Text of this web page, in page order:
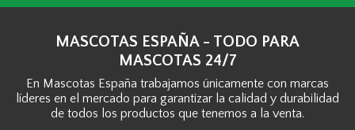
MASCOTAS ESPAÑA - TODO PARA
MASCOTAS 24/7
En Mascotas España trabajamos únicamente con marcas
líderes en el mercado para garantizar la calidad y durabilidad
de todos los productos que tenemos a la venta.